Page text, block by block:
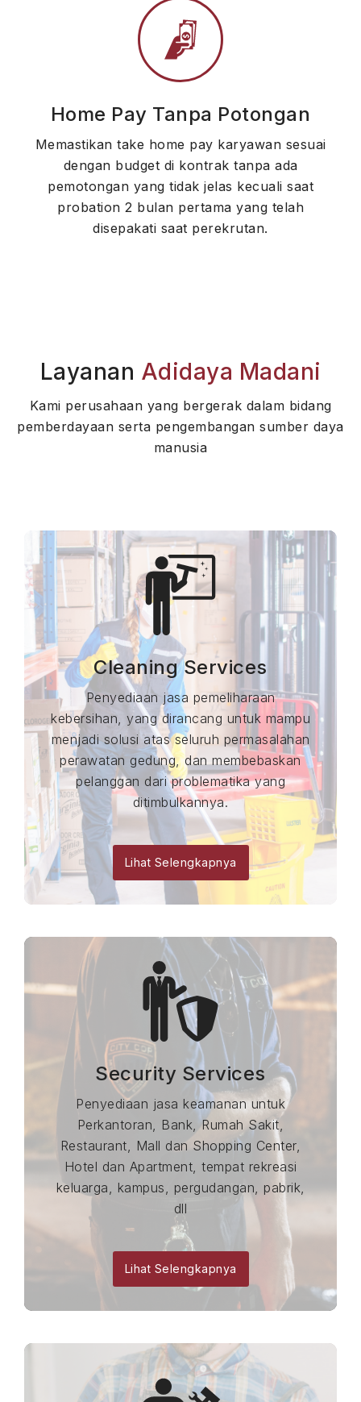
Home Pay Tanpa Potongan
Memastikan take home pay karyawan sesuai
dengan budget di kontrak tanpa ada
pemotongan yang tidak jelas kecuali saat
probation 2 bulan pertama yang telah
disepakati saat perekrutan.
Layanan Adidaya Madani
Kami perusahaan yang bergerak dalam bidang
pemberdayaan serta pengembangan sumber daya
manusia
Cleaning Services
Penyediaan jasa pemeliharaan
kebersihan, yang dirancang untuk mampu
menjadi solusi atas seluruh permasalahan
perawatan gedung, dan membebaskan
pelanggan dari problematika yang
ditimbulkannya.
Lihat Selengkapnya
Security Services
Penyediaan jasa keamanan untuk
Perkantoran, Bank, Rumah Sakit,
Restaurant, Mall dan Shopping Center,
Hotel dan Apartment, tempat rekreasi
keluarga, kampus, pergudangan, pabrik,
dll
Lihat Selengkapnya